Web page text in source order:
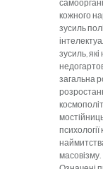
кожного
зусиль
зусиль,
за­гальна
психології
масовізму.